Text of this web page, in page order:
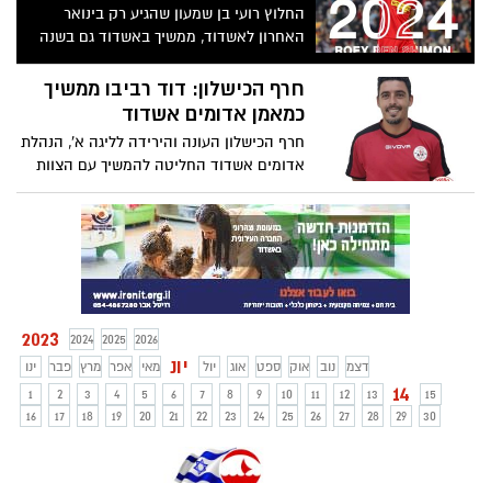
החלוץ רועי בן שמעון שהגיע רק בינואר
האחרון לאשדוד, ממשיך באשדוד גם בשנה
הקרובה. החלוץ אמור להיות חלק מסגל
ההתקפה בקבוצה המתגבשת של אלי לוי
חרף הכישלון: דוד רביבו ממשיך
כמאמן אדומים אשדוד
חרף הכישלון העונה והירידה לליגה א', הנהלת
אדומים אשדוד החליטה להמשיך עם הצוות
המקצועי שסיים את העונה ועם דוד רביבו
שהיה מאמן כל העונה. אוהדי הקבוצה יפתחו
במחאה וזועמים על ההחלטה
2023 2024 2025
2026
ינו
פבר מרץ אפר מאי יונ יול אוג ספט אוק נוב
דצמ
1
2 3 4 5 6 7 8 9 10 11 12 13 14
15
16
17 18 19 20 21 22 23 24 25 26 27 28 29 30